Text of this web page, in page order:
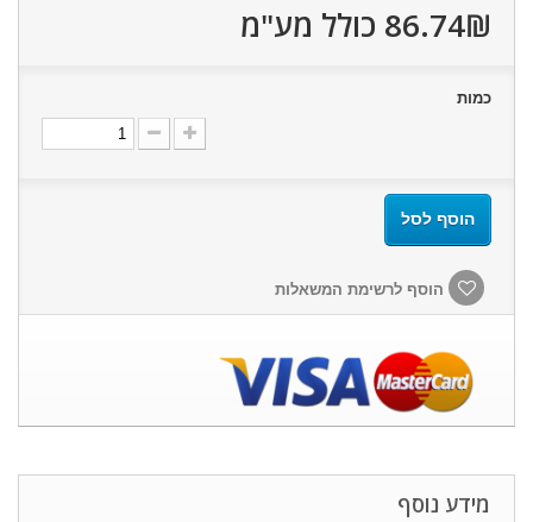
86.74₪‎ כולל מע"מ
כמות
הוסף לסל
הוסף לרשימת המשאלות
מידע נוסף